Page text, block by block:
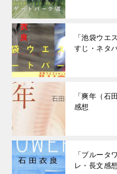
「池袋ウエ
すじ・ネタ
「爽年（石
感想
「ブルータ
レ・長文感想